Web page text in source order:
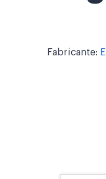
Fabricante: